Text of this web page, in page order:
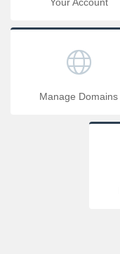
Your Account
Manage Domains